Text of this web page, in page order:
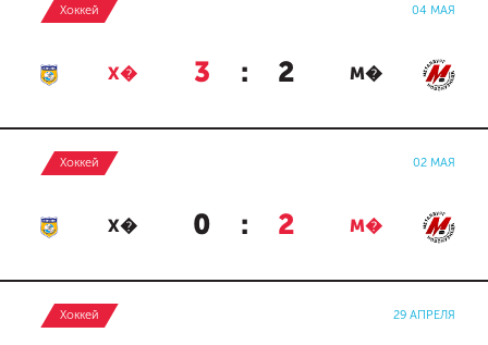
Хоккей 04 МАЯ
Х� 3 : 2 М�
Хоккей 02 МАЯ
Х� 0 : 2 М�
Хоккей 29 АПРЕЛЯ